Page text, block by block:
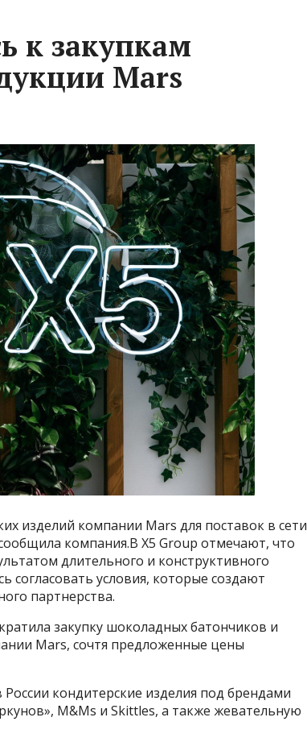
к закупкам
Mars
изделий компании Mars для поставок в сети
компания.В X5 Group отмечают, что
длительного и конструктивного
согласовать условия, которые создают
партнерства.
закупку шоколадных батончиков и
Mars, сочтя предложенные цены
кондитерские изделия под брендами
M&Ms и Skittles, а также жевательную